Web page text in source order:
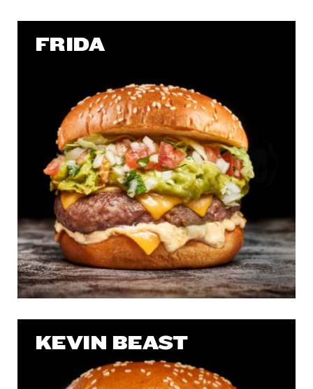
FRIDA
KEVIN BEAST